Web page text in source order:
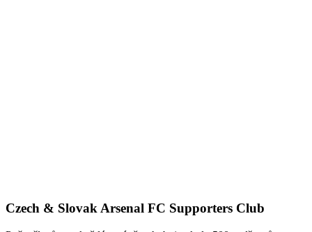
Czech & Slovak Arsenal FC Supporters Club